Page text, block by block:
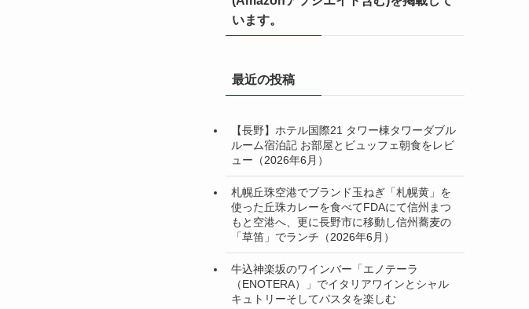
います。
最近の投稿
【長野】ホテル国際21 タワー棟タワーダブル
ルーム宿泊記 お部屋とビュッフェ朝食をレビ
ュー（2026年6月）
札幌丘珠空港でブランド玉ねぎ「札幌黄」を
使った丘珠カレーを食べてFDAにて信州まつ
もと空港へ、更に長野市に移動し信州蕎麦の
「草笛」でランチ（2026年6月）
牛込神楽坂のワインバー「エノテーラ
（ENOTERA）」でイタリアワインとシャル
キュトリーそしてパスタを楽しむ